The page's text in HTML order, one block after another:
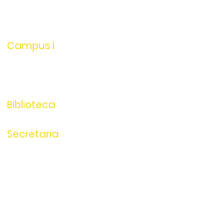
Campus I
Biblioteca
Secretaria